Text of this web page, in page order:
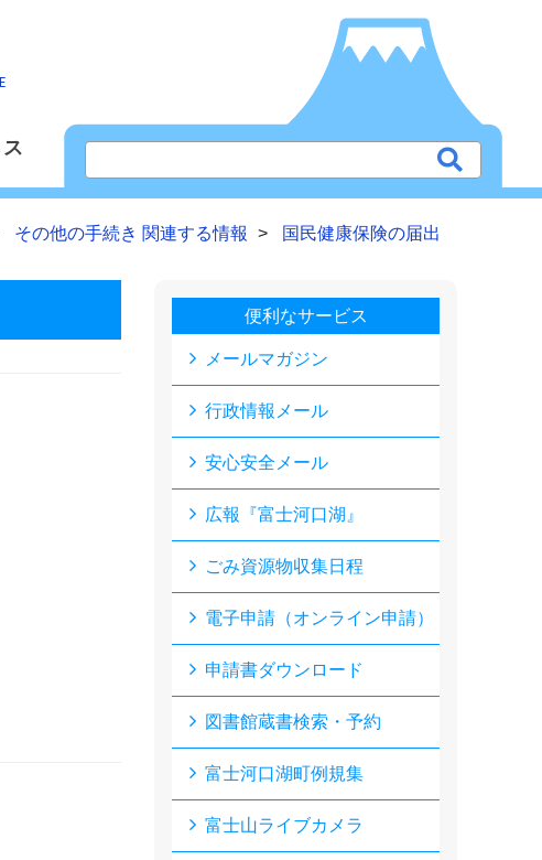
その他の手続き 関連する情報 国民健康保険の届出
便利なサービス
メールマガジン
行政情報メール
安心安全メール
広報『富士河口湖』
ごみ資源物収集日程
電子申請（オンライン申請）
申請書ダウンロード
図書館蔵書検索・予約
富士河口湖町例規集
富士山ライブカメラ